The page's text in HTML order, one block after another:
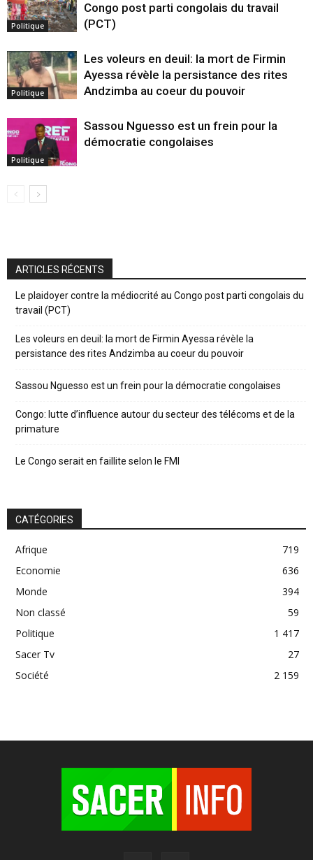
Politique
Congo post parti congolais du travail
(PCT)
Politique
Les voleurs en deuil: la mort de Firmin
Ayessa révèle la persistance des rites
Andzimba au coeur du pouvoir
Politique
Sassou Nguesso est un frein pour la
démocratie congolaises
ARTICLES RÉCENTS
Le plaidoyer contre la médiocrité au Congo post parti congolais du
travail (PCT)
Les voleurs en deuil: la mort de Firmin Ayessa révèle la
persistance des rites Andzimba au coeur du pouvoir
Sassou Nguesso est un frein pour la démocratie congolaises
Congo: lutte d’influence autour du secteur des télécoms et de la
primature
Le Congo serait en faillite selon le FMI
CATÉGORIES
Afrique
719
Economie
636
Monde
394
Non classé
59
Politique
1 417
Sacer Tv
27
Société
2 159